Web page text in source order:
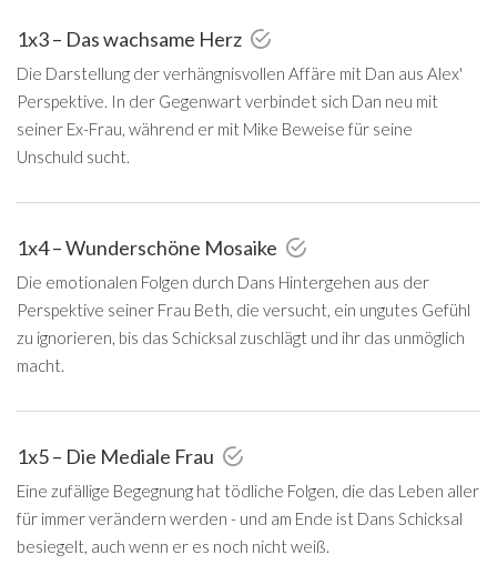
1x3 – Das wachsame Herz
Die Darstellung der verhängnisvollen Affäre mit Dan aus Alex'
Perspektive. In der Gegenwart verbindet sich Dan neu mit
seiner Ex-Frau, während er mit Mike Beweise für seine
Unschuld sucht.
1x4 – Wunderschöne Mosaike
Die emotionalen Folgen durch Dans Hintergehen aus der
Perspektive seiner Frau Beth, die versucht, ein ungutes Gefühl
zu ignorieren, bis das Schicksal zuschlägt und ihr das unmöglich
macht.
1x5 – Die Mediale Frau
Eine zufällige Begegnung hat tödliche Folgen, die das Leben aller
für immer verändern werden - und am Ende ist Dans Schicksal
besiegelt, auch wenn er es noch nicht weiß.